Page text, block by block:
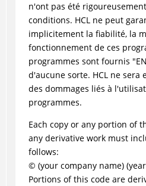
n'ont pas été
conditions. HCL ne peut
implicitement la fiabilité, la
fonctionnement de ces
programmes sont fournis
d'aucune sorte. HCL ne sera
des dommages liés à
programmes.
Each copy or any portion of
any derivative work must
follows:
© (your company name)
Portions of this code are